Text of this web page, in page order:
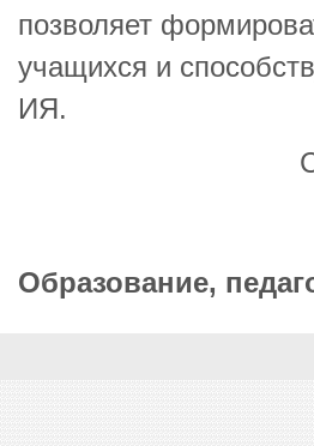
позволяет
учащихся и
ИЯ.
Образование,